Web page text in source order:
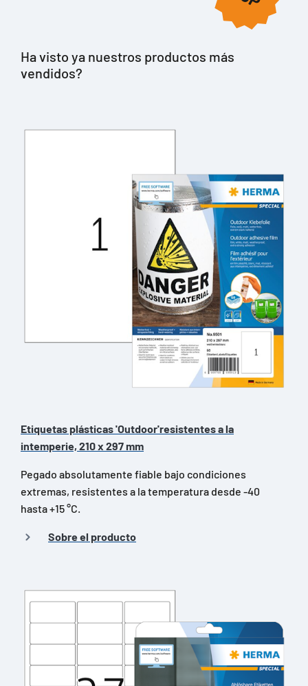
Ha visto ya nuestros productos más
vendidos?
Etiquetas plásticas 'Outdoor'resistentes a la
intemperie, 210 x 297 mm
Pegado absolutamente fiable bajo condiciones
extremas, resistentes a la temperatura desde -40
hasta +15 °C.
Sobre el producto